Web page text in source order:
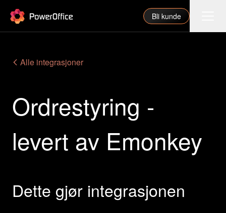
PowerOffice Bli kunde
Funksjoner
Priser
Våre partnere
For regnskapsfører
Support
Alle integrasjoner
Ordrestyring -
levert av Emonkey
Dette gjør integrasjonen